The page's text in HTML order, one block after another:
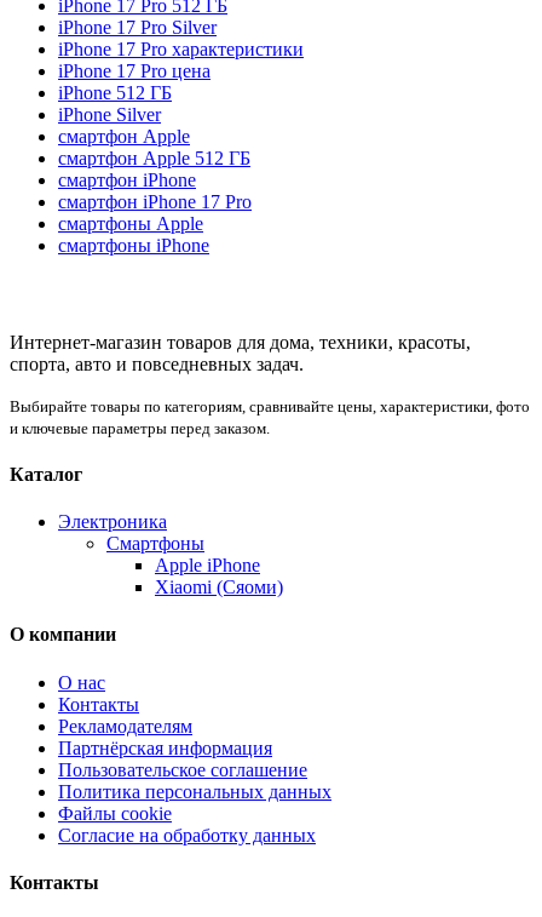
iPhone 17 Pro 512 ГБ
iPhone 17 Pro Silver
iPhone 17 Pro характеристики
iPhone 17 Pro цена
iPhone 512 ГБ
iPhone Silver
смартфон Apple
смартфон Apple 512 ГБ
смартфон iPhone
смартфон iPhone 17 Pro
смартфоны Apple
смартфоны iPhone
Интернет-магазин товаров для дома, техники, красоты,
спорта, авто и повседневных задач.
Выбирайте товары по категориям, сравнивайте цены, характеристики, фото
и ключевые параметры перед заказом.
Каталог
Электроника
Смартфоны
Apple iPhone
Xiaomi (Сяоми)
О компании
О нас
Контакты
Рекламодателям
Партнёрская информация
Пользовательское соглашение
Политика персональных данных
Файлы cookie
Согласие на обработку данных
Контакты